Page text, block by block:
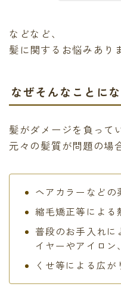
などなど、
髪に関するお悩みあり
なぜそんなことに
髪がダメージを負って
元々の髪質が問題の場
ヘアカラーなどの
縮毛矯正等による
普段のお手入れに
イヤーやアイロン
くせ等による広が